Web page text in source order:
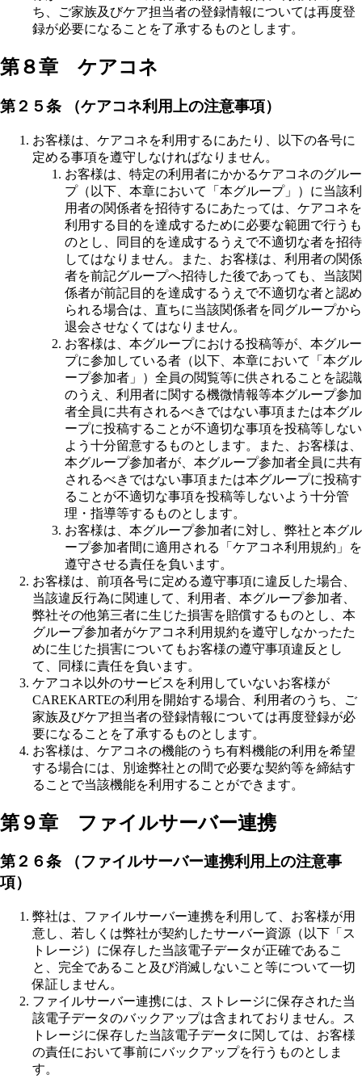
ち、ご家族及びケア担当者の登録情報については再度登
録が必要になることを了承するものとします。
第８章 ケアコネ
第２５条 （ケアコネ利用上の注意事項）
お客様は、ケアコネを利用するにあたり、以下の各号に
定める事項を遵守しなければなりません。
お客様は、特定の利用者にかかるケアコネのグルー
プ（以下、本章において「本グループ」）に当該利
用者の関係者を招待するにあたっては、ケアコネを
利用する目的を達成するために必要な範囲で行うも
のとし、同目的を達成するうえで不適切な者を招待
してはなりません。また、お客様は、利用者の関係
者を前記グループへ招待した後であっても、当該関
係者が前記目的を達成するうえで不適切な者と認め
られる場合は、直ちに当該関係者を同グループから
退会させなくてはなりません。
お客様は、本グループにおける投稿等が、本グルー
プに参加している者（以下、本章において「本グル
ープ参加者」）全員の閲覧等に供されることを認識
のうえ、利用者に関する機微情報等本グループ参加
者全員に共有されるべきではない事項または本グル
ープに投稿することが不適切な事項を投稿等しない
よう十分留意するものとします。また、お客様は、
本グループ参加者が、本グループ参加者全員に共有
されるべきではない事項または本グループに投稿す
ることが不適切な事項を投稿等しないよう十分管
理・指導等するものとします。
お客様は、本グループ参加者に対し、弊社と本グル
ープ参加者間に適用される「ケアコネ利用規約」を
遵守させる責任を負います。
お客様は、前項各号に定める遵守事項に違反した場合、
当該違反行為に関連して、利用者、本グループ参加者、
弊社その他第三者に生じた損害を賠償するものとし、本
グループ参加者がケアコネ利用規約を遵守しなかったた
めに生じた損害についてもお客様の遵守事項違反とし
て、同様に責任を負います。
ケアコネ以外のサービスを利用していないお客様が
CAREKARTEの利用を開始する場合、利用者のうち、ご
家族及びケア担当者の登録情報については再度登録が必
要になることを了承するものとします。
お客様は、ケアコネの機能のうち有料機能の利用を希望
する場合には、別途弊社との間で必要な契約等を締結す
ることで当該機能を利用することができます。
第９章 ファイルサーバー連携
第２６条 （ファイルサーバー連携利用上の注意事
項）
弊社は、ファイルサーバー連携を利用して、お客様が用
意し、若しくは弊社が契約したサーバー資源（以下「ス
トレージ）に保存した当該電子データが正確であるこ
と、完全であること及び消滅しないこと等について一切
保証しません。
ファイルサーバー連携には、ストレージに保存された当
該電子データのバックアップは含まれておりません。ス
トレージに保存した当該電子データに関しては、お客様
の責任において事前にバックアップを行うものとしま
す。